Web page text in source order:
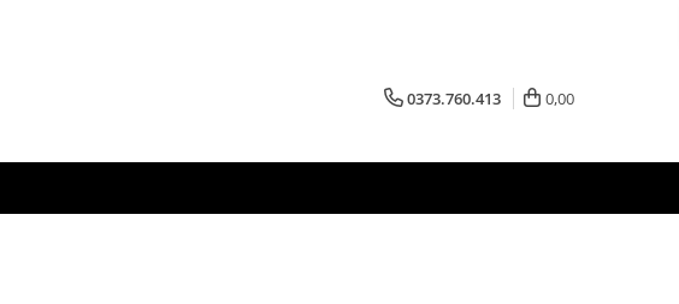
0373.760.413 0,00